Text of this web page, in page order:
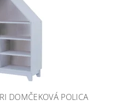
DOMČEKOVÁ POLICA